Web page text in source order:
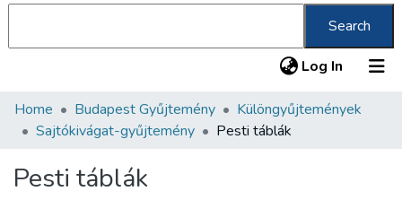
Search
Log In (current)
Communities & Collections
Statistics
Home Budapest Gyűjtemény
Különgyűjtemények
Sajtókivágat-gyűjtemény
Pesti táblák
Pesti táblák